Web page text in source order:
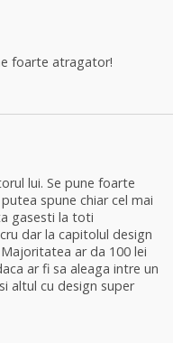
foarte atragator!
lui. Se pune foarte
spune chiar cel mai
gasesti la toti
dar la capitolul design
ar da 100 lei
ar fi sa aleaga intre un
altul cu design super